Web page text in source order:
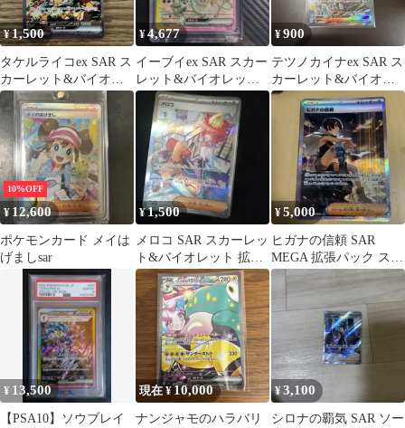
¥1,500
タケルライコex SAR ス
カーレット&バイオレ
ット ハイクラスパック
テラス…
¥4,677
イーブイex SAR スカー
レット&バイオレット
ハイクラスパック テラ
スタル…
¥900
テツノカイナex SAR ス
カーレット&バイオレ
ット ハイクラスパック
テラス…
10%OFF
¥ 12,600
ポケモンカード メイは
げましsar
¥1,500
メロコ SAR スカーレッ
ト&バイオレット 拡張
パック 古代の咆哮
092/0…
¥5,000
ヒガナの信頼 SAR
MEGA 拡張パック スト
ームエメラルダ
¥ 13,500
【PSA10】ソウブレイ
現在 ¥10,000
ナンジャモのハラバリ
¥3,100
シロナの覇気 SAR ソー